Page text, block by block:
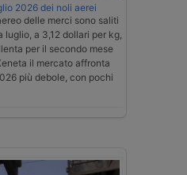
2026 dei noli aerei
delle merci sono saliti
luglio, a 3,12 dollari per kg,
per il secondo mese
il mercato affronta
più debole, con pochi